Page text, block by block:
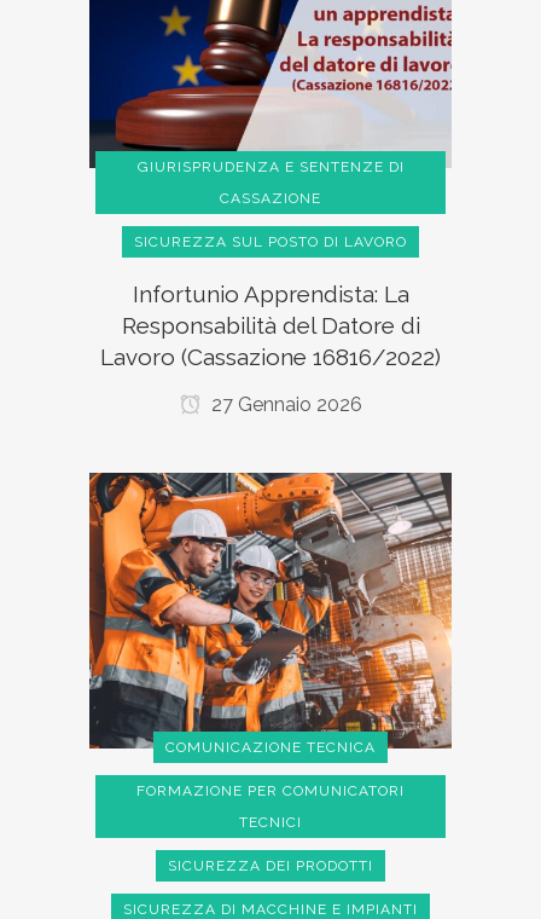
GIURISPRUDENZA E SENTENZE DI
CASSAZIONE
SICUREZZA SUL POSTO DI LAVORO
Infortunio Apprendista: La
Responsabilità del Datore di
Lavoro (Cassazione 16816/2022)
27 Gennaio 2026
COMUNICAZIONE TECNICA
FORMAZIONE PER COMUNICATORI
TECNICI
SICUREZZA DEI PRODOTTI
SICUREZZA DI MACCHINE E IMPIANTI